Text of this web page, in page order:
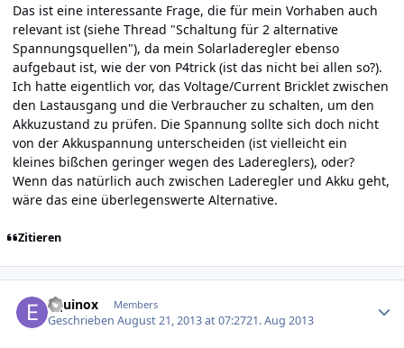
Das ist eine interessante Frage, die für mein Vorhaben auch
relevant ist (siehe Thread "Schaltung für 2 alternative
Spannungsquellen"), da mein Solarladeregler ebenso
aufgebaut ist, wie der von P4trick (ist das nicht bei allen so?).
Ich hatte eigentlich vor, das Voltage/Current Bricklet zwischen
den Lastausgang und die Verbraucher zu schalten, um den
Akkuzustand zu prüfen. Die Spannung sollte sich doch nicht
von der Akkuspannung unterscheiden (ist vielleicht ein
kleines bißchen geringer wegen des Ladereglers), oder?
Wenn das natürlich auch zwischen Laderegler und Akku geht,
wäre das eine überlegenswerte Alternative.
Zitieren
Equinox Members
GeschriebenAugust 21, 2013 at 07:2721. Aug 2013